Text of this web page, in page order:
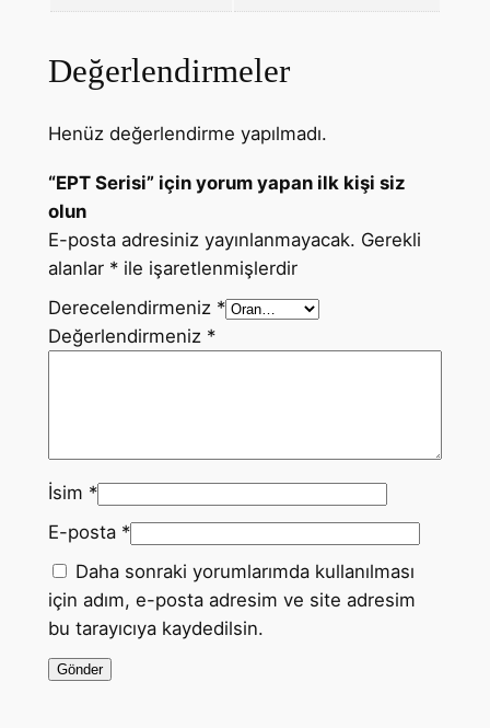
Değerlendirmeler
Henüz değerlendirme yapılmadı.
“EPT Serisi” için yorum yapan ilk kişi siz
olun
E-posta adresiniz yayınlanmayacak. Gerekli
alanlar *ile işaretlenmişlerdir
Derecelendirmeniz *
Değerlendirmeniz *
İsim *
E-posta *
Daha sonraki yorumlarımda kullanılması
için adım, e-posta adresim ve site adresim
bu tarayıcıya kaydedilsin.